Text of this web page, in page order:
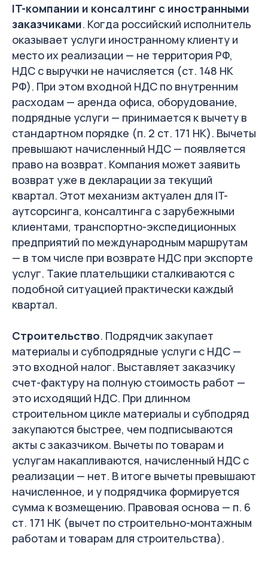
IT-компании и консалтинг с иностранными
заказчиками. Когда российский исполнитель
оказывает услуги иностранному клиенту и
место их реализации — не территория РФ,
НДС с выручки не начисляется (ст. 148 НК
РФ). При этом входной НДС по внутренним
расходам — аренда офиса, оборудование,
подрядные услуги — принимается к вычету в
стандартном порядке (п. 2 ст. 171 НК). Вычеты
превышают начисленный НДС — появляется
право на возврат. Компания может заявить
возврат уже в декларации за текущий
квартал. Этот механизм актуален для IT-
аутсорсинга, консалтинга с зарубежными
клиентами, транспортно-экспедиционных
предприятий по международным маршрутам
— в том числе при возврате НДС при экспорте
услуг. Такие плательщики сталкиваются с
подобной ситуацией практически каждый
квартал.
Строительство. Подрядчик закупает
материалы и субподрядные услуги с НДС —
это входной налог. Выставляет заказчику
счет-фактуру на полную стоимость работ —
это исходящий НДС. При длинном
строительном цикле материалы и субподряд
закупаются быстрее, чем подписываются
акты с заказчиком. Вычеты по товарам и
услугам накапливаются, начисленный НДС с
реализации — нет. В итоге вычеты превышают
начисленное, и у подрядчика формируется
сумма к возмещению. Правовая основа — п. 6
ст. 171 НК (вычет по строительно-монтажным
работам и товарам для строительства).
Канал S4 в Телеграм